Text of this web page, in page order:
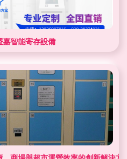
嘉智能寄存設備